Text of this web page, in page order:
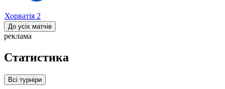
Хорватія 2
До усіх матчів
реклама
Статистика
Всі турніри